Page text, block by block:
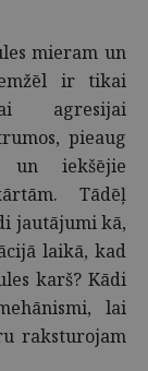
mieram un
ir tikai
agresijai
pieaug
un iekšējie
Tādēļ
jautājumi kā,
laikā, kad
karš? Kādi
lai
raksturojam